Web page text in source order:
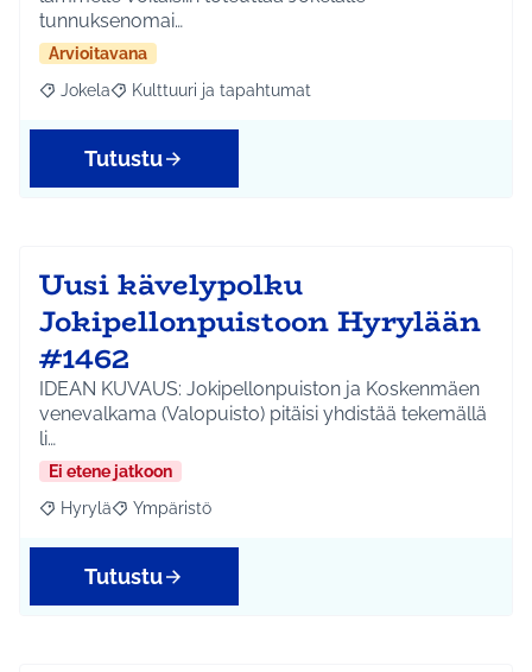
tunnuksenomai…
Arvioitavana
Rajaa tulokset aihepiirin mukaan: Jokela
Jokela Rajaa tulokset teeman mukaan: Kulttuuri ja
Kulttuuri ja tapahtumat
Tutustu
Uusi kävelypolku
Jokipellonpuistoon Hyrylään
#1462
IDEAN KUVAUS: Jokipellonpuiston ja Koskenmäen
venevalkama (Valopuisto) pitäisi yhdistää tekemällä
li…
Ei etene jatkoon
Rajaa tulokset aihepiirin mukaan: Hyrylä
Hyrylä Rajaa tulokset teeman mukaan: Ympäristö
Ympäristö
Tutustu